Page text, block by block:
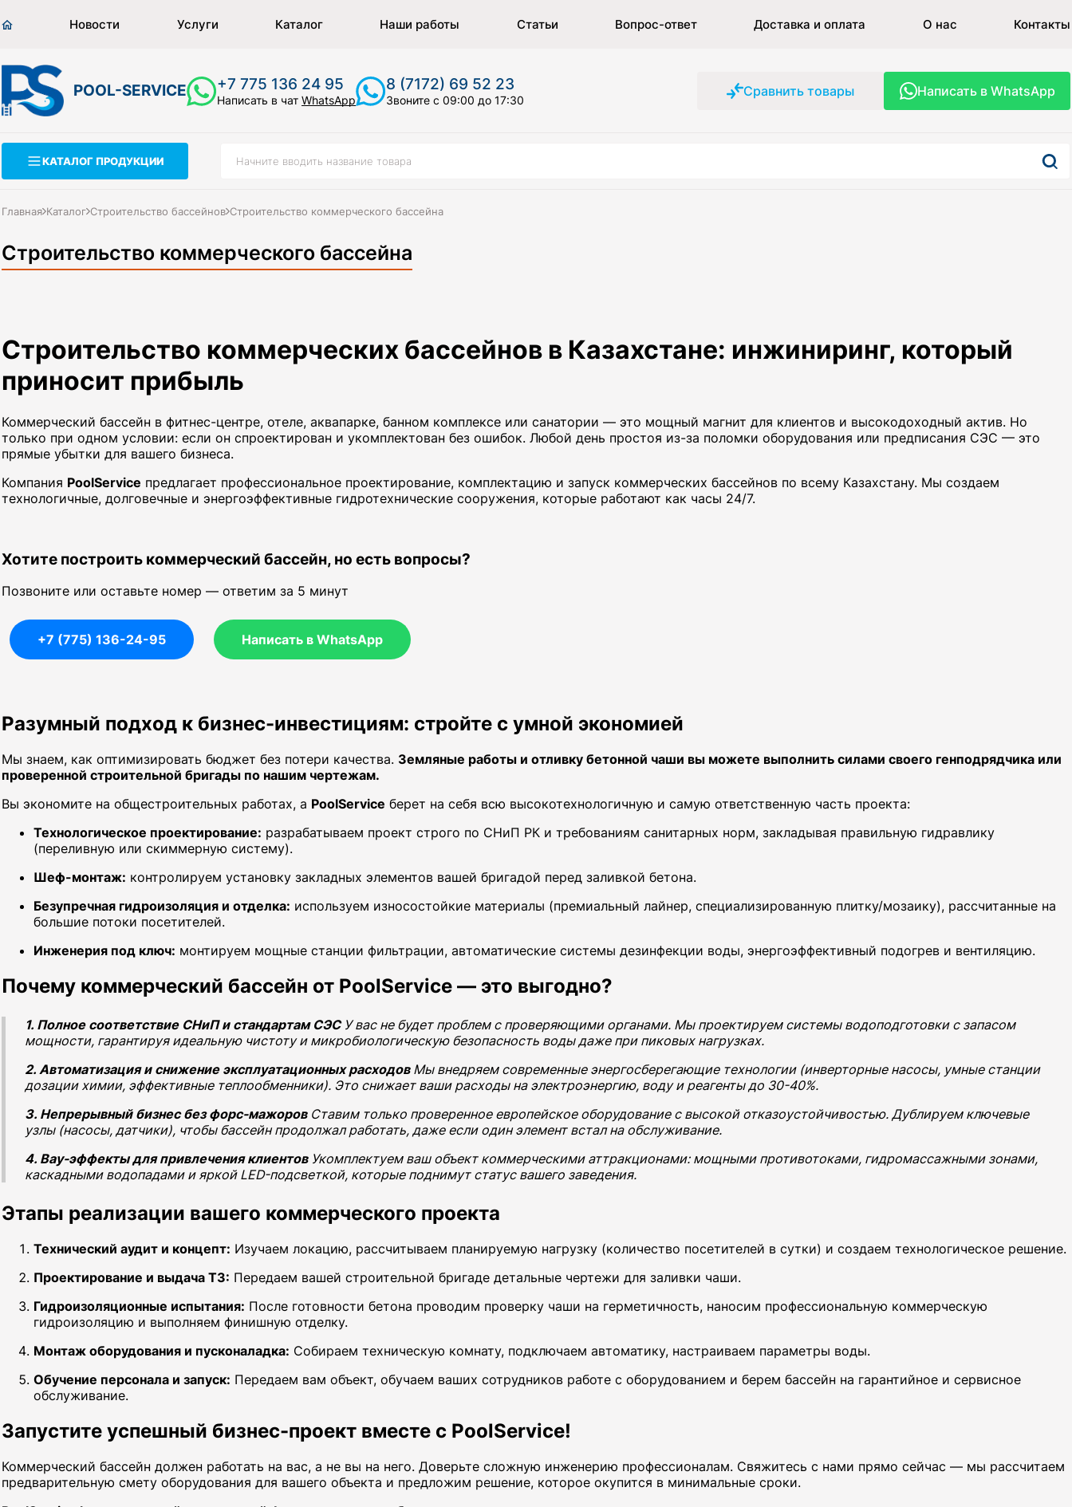
Новости Услуги Каталог Наши работы Статьи Вопрос-ответ Доставка и оплата О нас Контакты
POOL-SERVICE +7 775 136 24 95
Написать в чат WhatsApp
8 (7172) 69 52 23
Звоните с 09:00 до 17:30
Сравнить товары Написать в WhatsApp
КАТАЛОГ ПРОДУКЦИИ
Главная Каталог Строительство бассейнов Строительство коммерческого бассейна
Строительство коммерческого бассейна
Строительство коммерческих бассейнов в Казахстане: инжиниринг, который
приносит прибыль
Коммерческий бассейн в фитнес-центре, отеле, аквапарке, банном комплексе или санатории — это мощный магнит для клиентов и высокодоходный актив. Но
только при одном условии: если он спроектирован и укомплектован без ошибок. Любой день простоя из-за поломки оборудования или предписания СЭС — это
прямые убытки для вашего бизнеса.
Компания PoolService предлагает профессиональное проектирование, комплектацию и запуск коммерческих бассейнов по всему Казахстану. Мы создаем
технологичные, долговечные и энергоэффективные гидротехнические сооружения, которые работают как часы 24/7.
Хотите построить коммерческий бассейн, но есть вопросы?
Позвоните или оставьте номер — ответим за 5 минут
+7 (775) 136-24-95 Написать в WhatsApp
Разумный подход к бизнес-инвестициям: стройте с умной экономией
Мы знаем, как оптимизировать бюджет без потери качества. Земляные работы и отливку бетонной чаши вы можете выполнить силами своего генподрядчика или
проверенной строительной бригады по нашим чертежам.
Вы экономите на общестроительных работах, а PoolService берет на себя всю высокотехнологичную и самую ответственную часть проекта:
Технологическое проектирование: разрабатываем проект строго по СНиП РК и требованиям санитарных норм, закладывая правильную гидравлику
(переливную или скиммерную систему).
Шеф-монтаж: контролируем установку закладных элементов вашей бригадой перед заливкой бетона.
Безупречная гидроизоляция и отделка: используем износостойкие материалы (премиальный лайнер, специализированную плитку/мозаику), рассчитанные на
большие потоки посетителей.
Инженерия под ключ: монтируем мощные станции фильтрации, автоматические системы дезинфекции воды, энергоэффективный подогрев и вентиляцию.
Почему коммерческий бассейн от PoolService — это выгодно?
1. Полное соответствие СНиП и стандартам СЭСУ вас не будет проблем с проверяющими органами. Мы проектируем системы водоподготовки с запасом
мощности, гарантируя идеальную чистоту и микробиологическую безопасность воды даже при пиковых нагрузках.
2. Автоматизация и снижение эксплуатационных расходовМы внедряем современные энергосберегающие технологии (инверторные насосы, умные станции
дозации химии, эффективные теплообменники). Это снижает ваши расходы на электроэнергию, воду и реагенты до 30-40%.
3. Непрерывный бизнес без форс-мажоровСтавим только проверенное европейское оборудование с высокой отказоустойчивостью. Дублируем ключевые
узлы (насосы, датчики), чтобы бассейн продолжал работать, даже если один элемент встал на обслуживание.
4. Вау-эффекты для привлечения клиентовУкомплектуем ваш объект коммерческими аттракционами: мощными противотоками, гидромассажными зонами,
каскадными водопадами и яркой LED-подсветкой, которые поднимут статус вашего заведения.
Этапы реализации вашего коммерческого проекта
Технический аудит и концепт: Изучаем локацию, рассчитываем планируемую нагрузку (количество посетителей в сутки) и создаем технологическое решение.
Проектирование и выдача ТЗ: Передаем вашей строительной бригаде детальные чертежи для заливки чаши.
Гидроизоляционные испытания: После готовности бетона проводим проверку чаши на герметичность, наносим профессиональную коммерческую
гидроизоляцию и выполняем финишную отделку.
Монтаж оборудования и пусконаладка: Собираем техническую комнату, подключаем автоматику, настраиваем параметры воды.
Обучение персонала и запуск: Передаем вам объект, обучаем ваших сотрудников работе с оборудованием и берем бассейн на гарантийное и сервисное
обслуживание.
Запустите успешный бизнес-проект вместе с PoolService!
Коммерческий бассейн должен работать на вас, а не вы на него. Доверьте сложную инженерию профессионалам. Свяжитесь с нами прямо сейчас — мы рассчитаем
предварительную смету оборудования для вашего объекта и предложим решение, которое окупится в минимальные сроки.